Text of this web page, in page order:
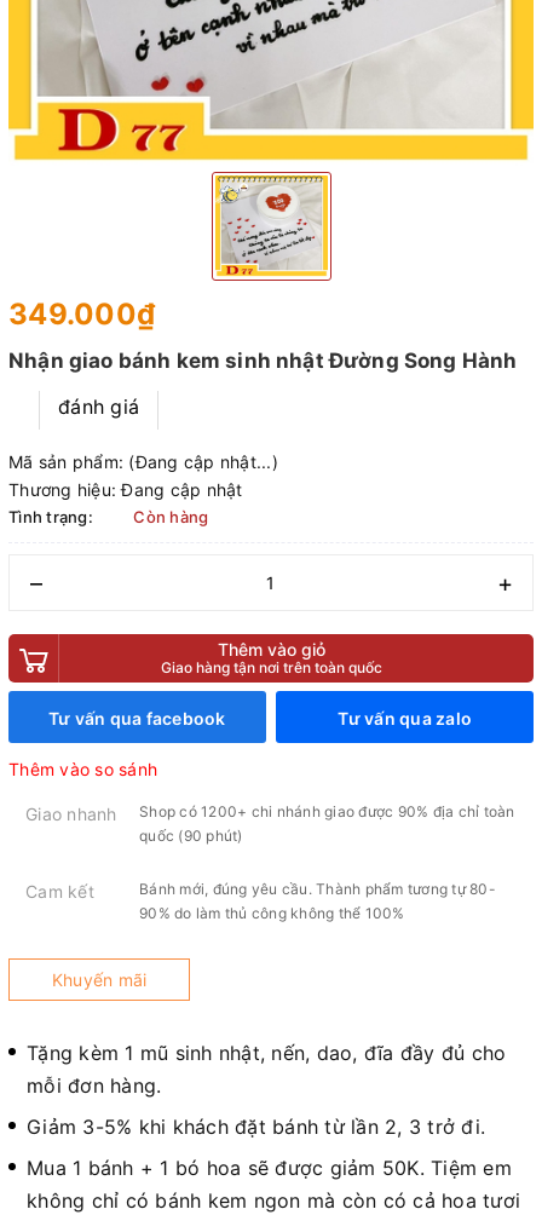
349.000₫
Nhận giao bánh kem sinh nhật Đường Song Hành
đánh giá
Mã sản phẩm: (Đang cập nhật...)
Thương hiệu: Đang cập nhật
Tình trạng: Còn hàng
– +
Thêm vào giỏ
Giao hàng tận nơi trên toàn quốc
Tư vấn qua facebook Tư vấn qua zalo
Thêm vào so sánh
Giao nhanh
Shop có 1200+ chi nhánh giao được 90% địa chỉ toàn
quốc (90 phút)
Cam kết
Bánh mới, đúng yêu cầu. Thành phẩm tương tự 80-
90% do làm thủ công không thể 100%
Khuyến mãi
Tặng kèm 1 mũ sinh nhật, nến, dao, đĩa đầy đủ cho
mỗi đơn hàng.
Giảm 3-5% khi khách đặt bánh từ lần 2, 3 trở đi.
Mua 1 bánh + 1 bó hoa sẽ được giảm 50K. Tiệm em
không chỉ có bánh kem ngon mà còn có cả hoa tươi